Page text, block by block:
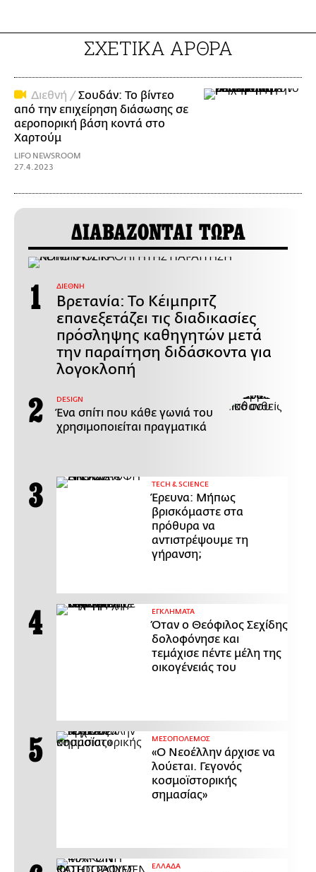
ΣΧΕΤΙΚΑ ΑΡΘΡΑ
Διεθνή /Σουδάν: Το βίντεο
από την επιχείρηση διάσωσης σε
αεροπορική βάση κοντά στο
Χαρτούμ
LIFO NEWSROOM
27.4.2023
ΔΙΑΒΑΖΟΝΤΑΙ ΤΩΡΑ
ΔΙΕΘΝΗ
Βρετανία: Το Κέιμπριτζ
επανεξετάζει τις διαδικασίες
πρόσληψης καθηγητών μετά
την παραίτηση διδάσκοντα για
λογοκλοπή
DESIGN
Ένα σπίτι που κάθε γωνιά του
χρησιμοποιείται πραγματικά
ΤECH & SCIENCE
Έρευνα: Μήπως
βρισκόμαστε στα
πρόθυρα να
αντιστρέψουμε τη
γήρανση;
ΕΓΚΛΗΜΑΤΑ
Όταν ο Θεόφιλος Σεχίδης
δολοφόνησε και
τεμάχισε πέντε μέλη της
οικογένειάς του
ΜΕΣΟΠΟΛΕΜΟΣ
«Ο Νεοέλλην άρχισε να
λούεται. Γεγονός
κοσμοϊστορικής
σημασίας»
ΕΛΛΑΔΑ